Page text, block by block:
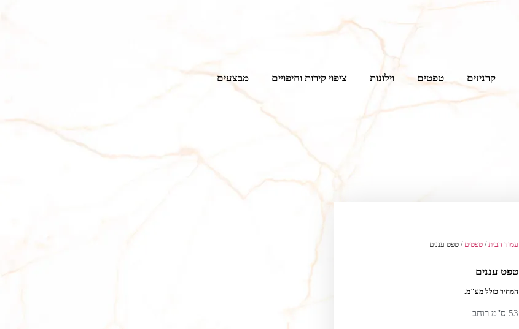
קרניזים טפטים וילונות ציפוי קירות וחיפויים מבצעים
עמוד הבית/ טפטים / טפט עננים
טפט עננים
המחיר כולל מע"מ.
53 ס"מ רוחב